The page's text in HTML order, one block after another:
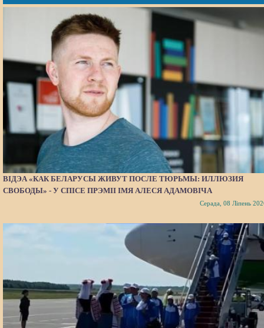
ВІДЭА «КАК БЕЛАРУСЫ ЖИВУТ ПОСЛЕ ТЮРЬМЫ: ИЛЛЮЗИЯ
СВОБОДЫ» - У СПІСЕ ПРЭМІІ ІМЯ АЛЕСЯ АДАМОВІЧА
Серада, 08 Ліпень